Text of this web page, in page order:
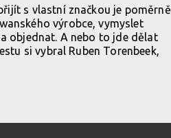
s vlastní značkou je poměrně
výrobce, vymyslet
objednat. A nebo to jde dělat
si vybral Ruben Torenbeek,